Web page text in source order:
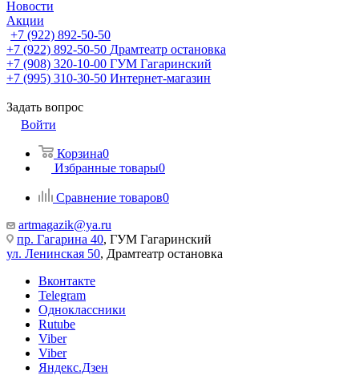
Новости
Акции
+7 (922) 892-50-50
+7 (922) 892-50-50 Драмтеатр остановка
+7 (908) 320-10-00 ГУМ Гагаринский
+7 (995) 310-30-50 Интернет-магазин
Задать вопрос
Войти
Корзина0
Избранные товары0
Сравнение товаров0
artmagazik@ya.ru
пр. Гагарина 40, ГУМ Гагаринский
ул. Ленинская 50, Драмтеатр остановка
Вконтакте
Telegram
Одноклассники
Rutube
Viber
Viber
Яндекс.Дзен